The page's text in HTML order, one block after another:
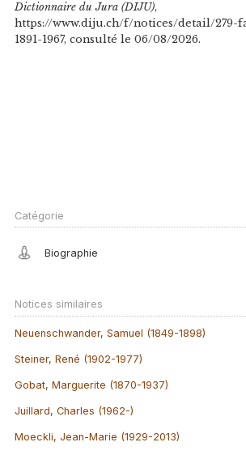
Dictionnaire du Jura (DIJU),
https://www.diju.ch/f/notices/detail/279-
1891-1967, consulté le 06/08/2026.
Catégorie
Biographie
Notices similaires
Neuenschwander, Samuel (1849-1898)
Steiner, René (1902-1977)
Gobat, Marguerite (1870-1937)
Juillard, Charles (1962-)
Moeckli, Jean-Marie (1929-2013)